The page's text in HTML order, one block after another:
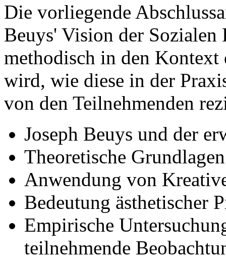
Die vorliegende
Beuys' Vision der Sozialen
methodisch in den Kontext
wird, wie diese in der
von den Teilnehmenden
Joseph Beuys und der
Theoretische
Anwendung von
Bedeutung ästhetischer
Empirische
teilnehmende